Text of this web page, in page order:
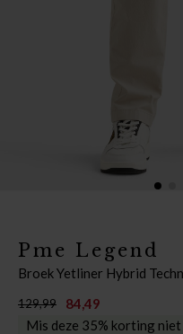
Pme Legend
Broek Yetliner Hybrid
129,99
84,49
Mis deze 35% korting niet